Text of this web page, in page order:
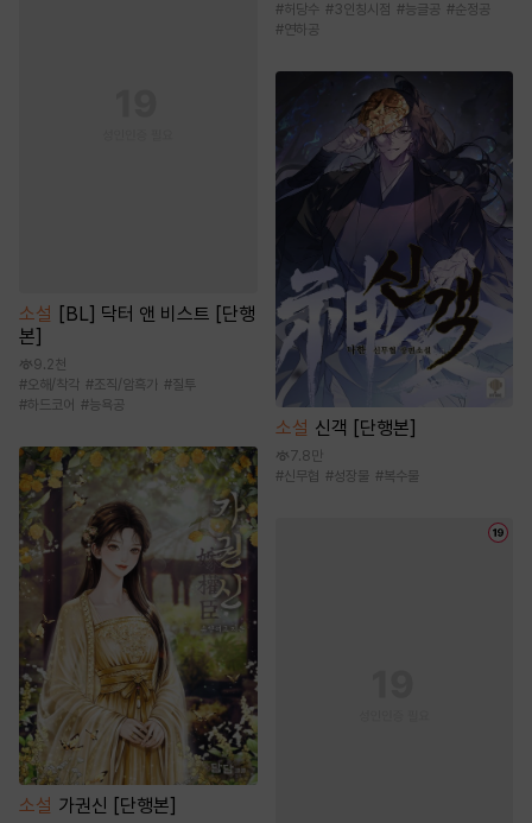
소설
[BL] 닥터 앤 비스트 [단행
본]
9.2천
#오해/착각 #조직/암흑가 #질투
#하드코어 #능욕공
소설 가권신 [단행본]
#허당수 #3인칭시점 #능글공 #순정공
#연하공
소설 신객 [단행본]
7.8만
#신무협 #성장물 #복수물